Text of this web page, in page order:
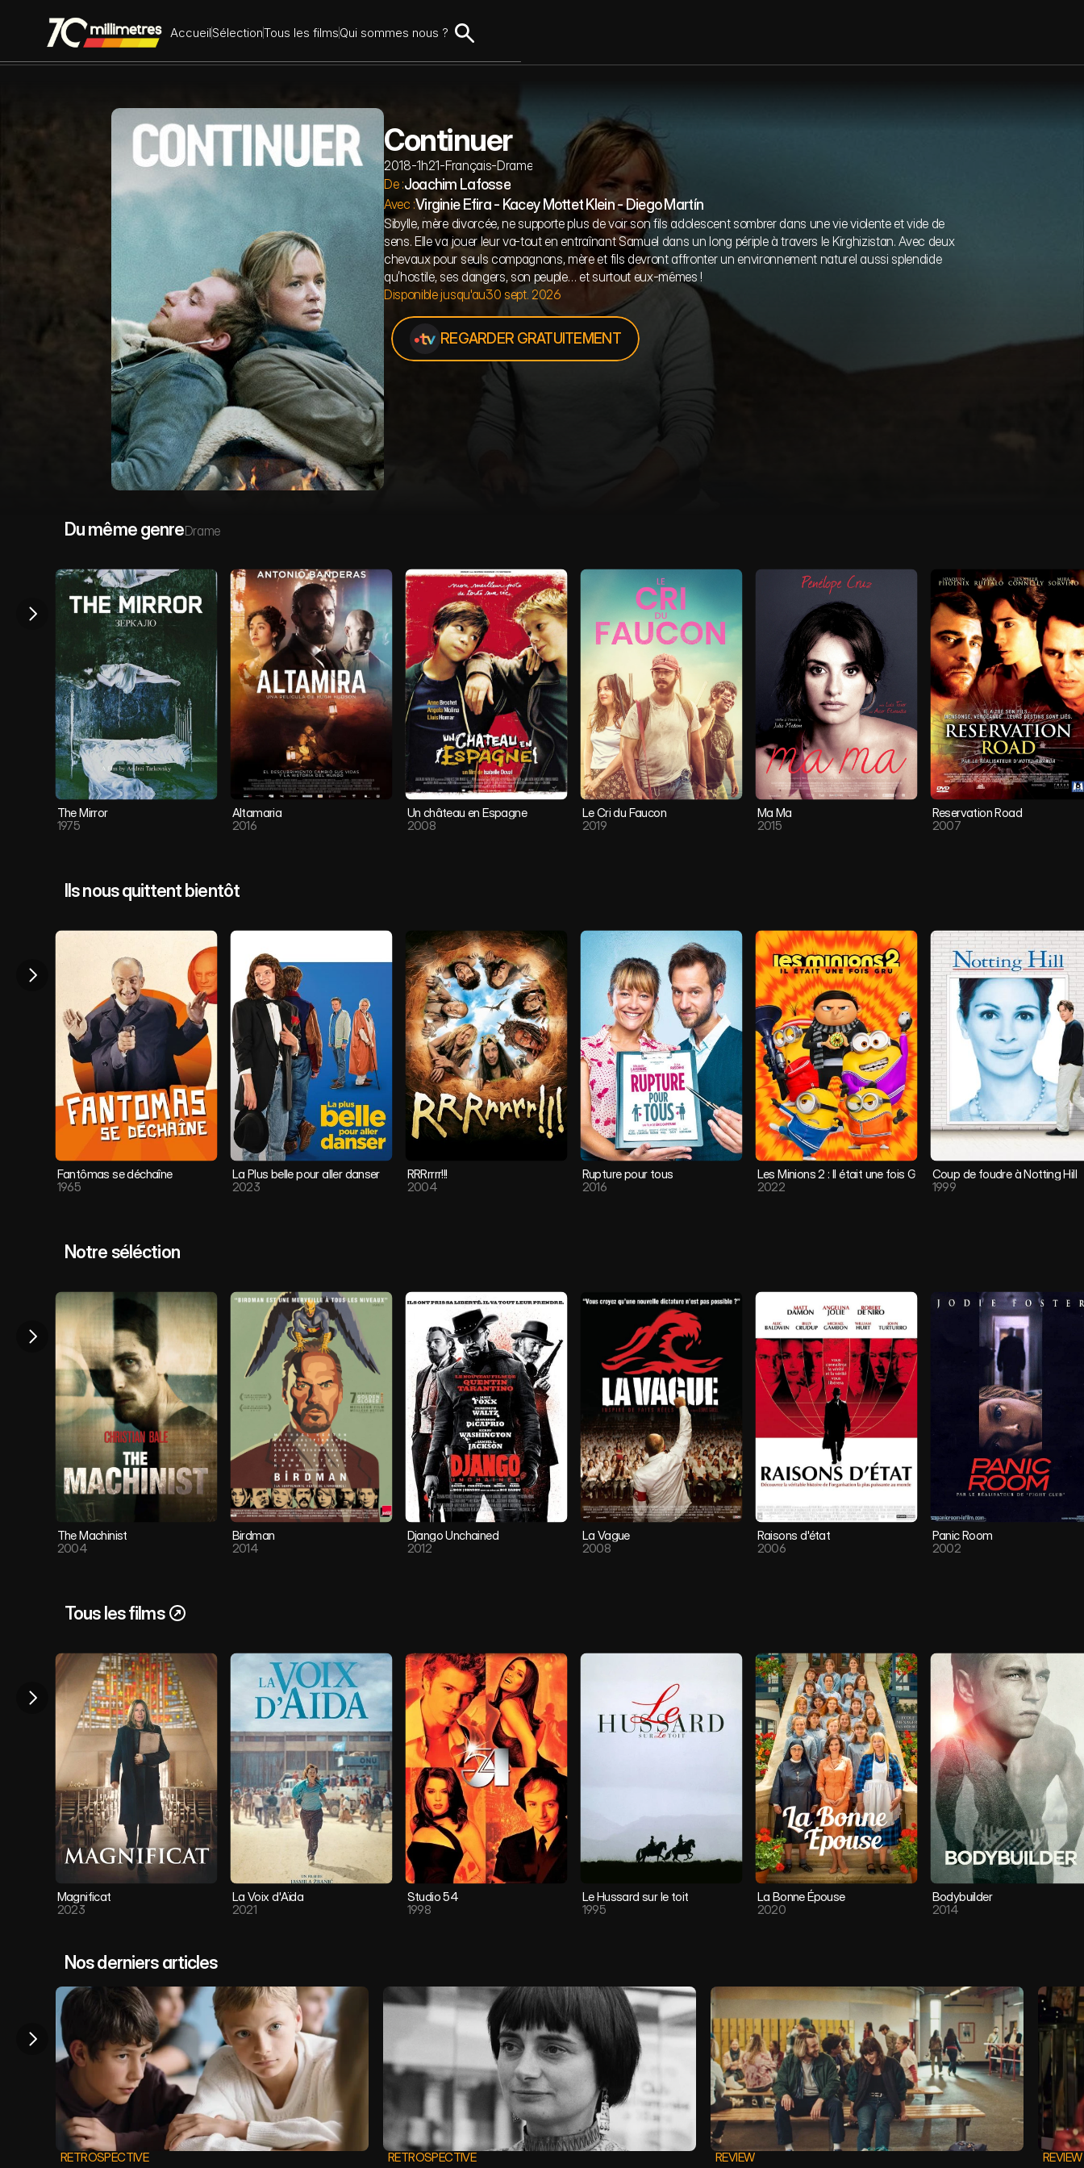
AccueilSélectionTous les filmsQui sommes nous ?
Comédie
NouveautésNotre sélection
Continuer
2018-1h21-Français-Drame
De :Joachim Lafosse
Avec :Virginie Efira - Kacey Mottet Klein - Diego Martín
Sibylle, mère divorcée, ne supporte plus de voir son fils adolescent sombrer dans une vie violente et vide de
sens. Elle va jouer leur va-tout en entraînant Samuel dans un long périple à travers le Kirghizistan. Avec deux
chevaux pour seuls compagnons, mère et fils devront affronter un environnement naturel aussi splendide
qu’hostile, ses dangers, son peuple… et surtout eux-mêmes !
Disponible jusqu'au30 sept. 2026
REGARDER GRATUITEMENT
Du même genreDrame
The Mirror
1975
Altamaria
2016
Un château en Espagne
2008
Le Cri du Faucon
2019
Ma Ma
2015
Reservation Road
2007
Ils nous quittent bientôt
Fantômas se déchaîne
1965
La Plus belle pour aller danser
2023
RRRrrrr!!!
2004
Rupture pour tous
2016
Les Minions 2 : Il était une fois Gru
2022
Coup de foudre à Notting Hill
1999
Notre séléction
The Machinist
2004
Birdman
2014
Django Unchained
2012
La Vague
2008
Raisons d'état
2006
Panic Room
2002
Tous les films
Magnificat
2023
La Voix d'Aïda
2021
Studio 54
1998
Le Hussard sur le toit
1995
La Bonne Épouse
2020
Bodybuilder
2014
Nos derniers articles
RETROSPECTIVE RETROSPECTIVE REVIEW REVIEW